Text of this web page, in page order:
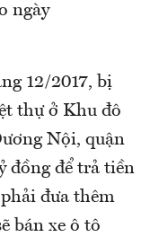
ngày
12/2017, bị
thự ở Khu đô
Nội, quận
đồng để trả tiền
đưa thêm
bán xe ô tô